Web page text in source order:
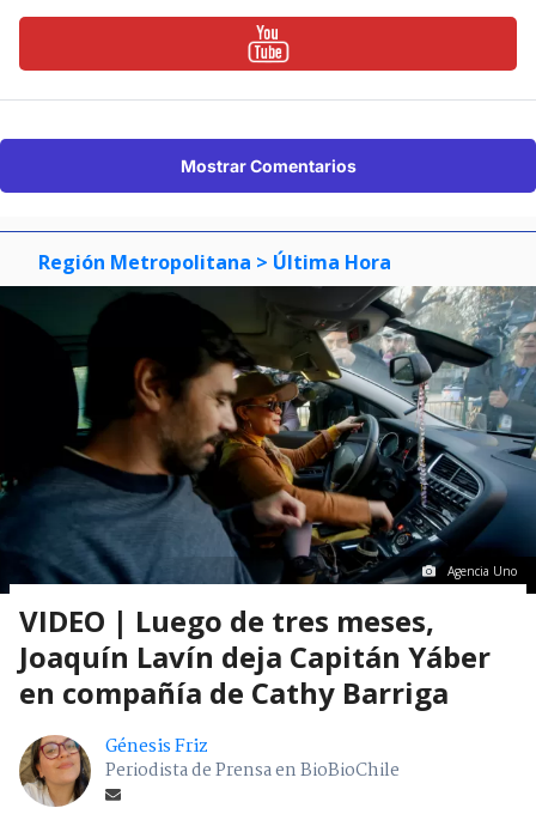
Mostrar Comentarios
Región Metropolitana > Última Hora
Agencia Uno
VIDEO | Luego de tres meses,
Joaquín Lavín deja Capitán Yáber
en compañía de Cathy Barriga
Génesis Friz
Periodista de Prensa en BioBioChile